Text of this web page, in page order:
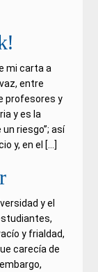
mi carta a
entre
profesores y
y es la
riesgo’’; así
y, en el […]
y el
y frialdad,
carecía de